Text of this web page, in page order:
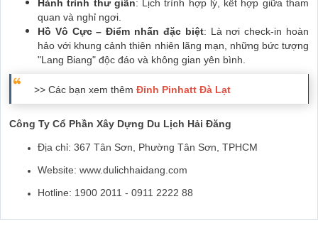
Hành trình thư giãn: Lịch trình hợp lý, kết hợp giữa tham
quan và nghỉ ngơi.
Hồ Vô Cực – Điểm nhấn đặc biệt: Là nơi check-in hoàn
hảo với khung cảnh thiên nhiên lãng mạn, những bức tượng
"Lang Biang" độc đáo và không gian yên bình.
>> Các bạn xem thêm Đỉnh Pinhatt Đà Lạt
Công Ty Cổ Phần Xây Dựng Du Lịch Hải Đăng
Địa chỉ: 367 Tân Sơn, Phường Tân Sơn, TPHCM
Website: www.dulichhaidang.com
Hotline: 1900 2011 - 0911 2222 88